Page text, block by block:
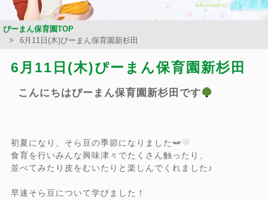
ぴーまん保育園TOP
6月11日(木)ぴーまん保育園新杉田
6月11日(木)ぴーまん保育園新杉田
こんにちはぴーまん保育園新杉田です
初夏になり、そら豆の季節になりました🫛
食育を行いみんな興味津々でたくさん触ったり、
並べてみたり皮をむいたりと楽しんでくれました♪
早速そら豆について学びました！